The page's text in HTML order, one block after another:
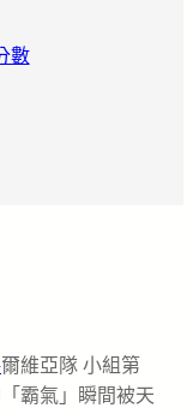
數
爾維亞隊 小組第
霸氣」瞬間被天